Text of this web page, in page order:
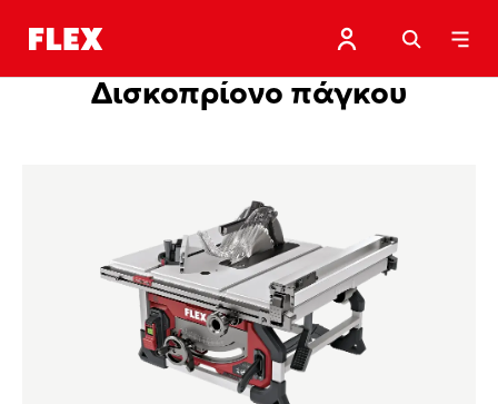
Δισκοπρίονο πάγκου